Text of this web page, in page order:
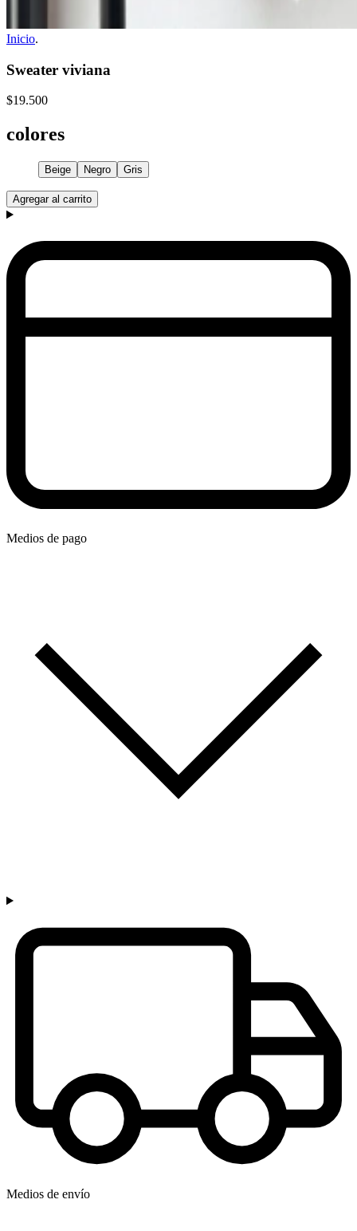
Inicio.
Sweater viviana
$19.500
colores
Beige Negro Gris
Agregar al carrito
Medios de pago
Medios de envío